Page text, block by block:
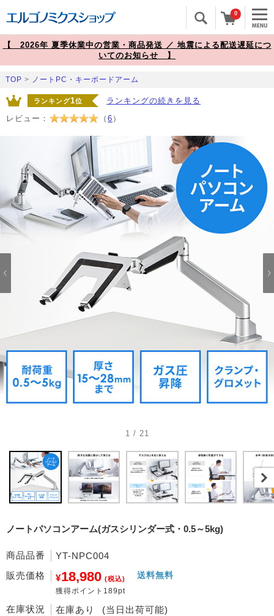
0
【 2026年 夏季休業中の営業・商品発送 ／ 地震による配送遅延につ
いてのお知らせ 】
TOP > ノートPC・キーボードアーム
ランキング1位
ランキングの続きを見る
レビュー：
（ 6 ）
1 / 21
ノートパソコンアーム(ガスシリンダー式・0.5～5kg)
商品品番
YT-NPC004
販売価格
¥18,980 (税込)
獲得ポイント189pt
送料無料
在庫状況 在庫あり (当日出荷可能)